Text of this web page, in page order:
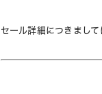
セール詳細につきまして